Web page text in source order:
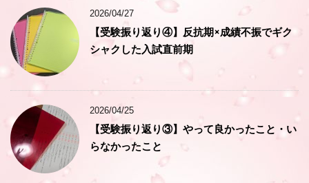
2026/04/27
【受験振り返り④】反抗期×成績不振でギク
シャクした入試直前期
2026/04/25
【受験振り返り③】やって良かったこと・い
らなかったこと